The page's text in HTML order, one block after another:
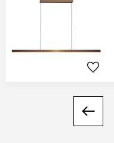
Anterior